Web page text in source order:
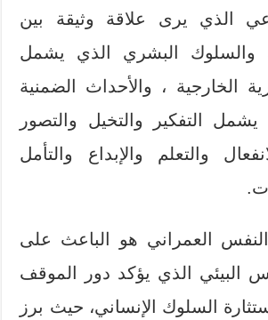
الذي يرى علاقة وثيقة بين
والسلوك البشري الذي يشمل
الخارجية ، والأحداث الضمنية
يشمل التفكير والتخيل والتصور
والتعلم والإبداع والتأمل
العمراني هو الباعث على
البيئي الذي يؤكد دور الموقف
السلوك الإنساني، حيث برز